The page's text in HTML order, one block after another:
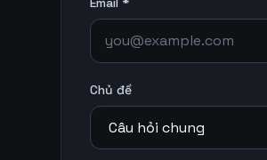
Chủ đề